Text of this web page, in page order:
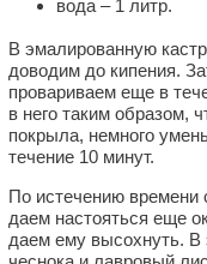
вода – 1 литр.
В эмалированную
доводим до кипения.
провариваем еще в
в него таким образом,
покрыла, немного
течение 10 минут.
По истечению времени
даем настояться еще
даем ему высохнуть. В